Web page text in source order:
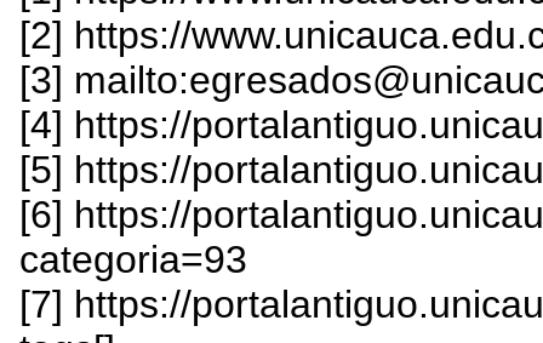
[2] https://
[3]
[4] https://
[5] https://
[6] https://
categoria=93
[7] https://